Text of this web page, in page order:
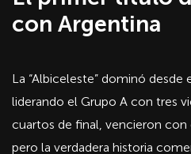
con Argentina
La “Albiceleste” dominó desde
liderando el Grupo A con tres
cuartos de final, vencieron con
pero la verdadera historia